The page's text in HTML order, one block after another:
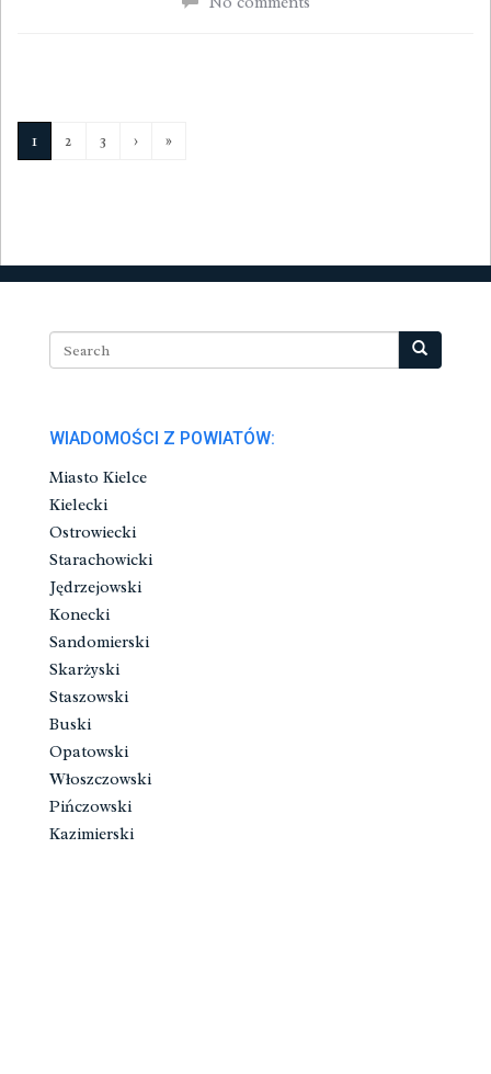
1 2 3 › »
WIADOMOŚCI Z POWIATÓW:
Miasto Kielce
Kielecki
Ostrowiecki
Starachowicki
Jędrzejowski
Konecki
Sandomierski
Skarżyski
Staszowski
Buski
Opatowski
Włoszczowski
Pińczowski
Kazimierski